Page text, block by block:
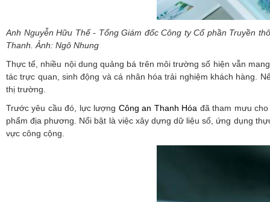
Anh Nguyễn Hữu Thế - Tổng Giám đốc Công ty Cổ phần Truyền
Thanh. Ảnh: Ngô Nhung
Thực tế, nhiều nội dung quảng bá trên môi trường số hiện vẫn
tác trực quan, sinh động và cá nhân hóa trải nghiệm khách hàng.
thị trường.
Trước yêu cầu đó, lực lượng Công an Thanh Hóa đã tham mưu
phẩm địa phương. Nổi bật là việc xây dựng dữ liệu số, ứng dụng
vực công cộng.